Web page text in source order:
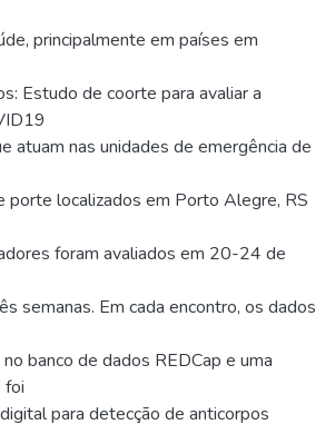
principalmente em países em
Estudo de coorte para avaliar a
atuam nas unidades de emergência de
porte localizados em Porto Alegre, RS
foram avaliados em 20-24 de
semanas. Em cada encontro, os dados
banco de dados REDCap e uma
foi
para detecção de anticorpos